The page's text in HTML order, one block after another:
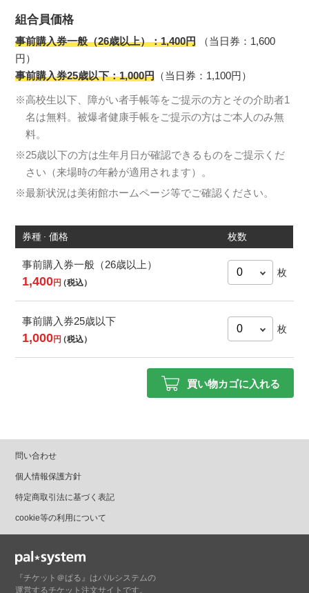
組合員価格
事前購入券一般（26歳以上）：1,400円 （当日券：1,600
円）
事前購入券25歳以下：1,000円 （当日券：1,100円）
※高校生以下、障がい者手帳等をご提示の方とその介助者1
名は無料。被爆者健康手帳をご提示の方はご本人のみ無
料。
※25歳以下の方は生年月日が確認できるものをご提示くだ
さい（来場時の年齢が適用されます）。
※最新状況は美術館ホームページ等でご確認ください。
券種 価格 枚数
事前購入券一般（26歳以上）
1,400円（税込）
枚
事前購入券25歳以下
1,000円（税込）
枚
問い合わせ
個人情報保護方針
特定商取引法に基づく表記
cookie等の利用について
『チケット＠ぱる』はパルシステムの
運営するチケット注文サイトです。